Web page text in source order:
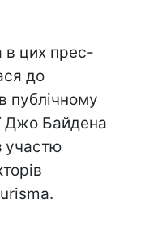
в цих прес-
до
публічному
Джо Байдена
участю